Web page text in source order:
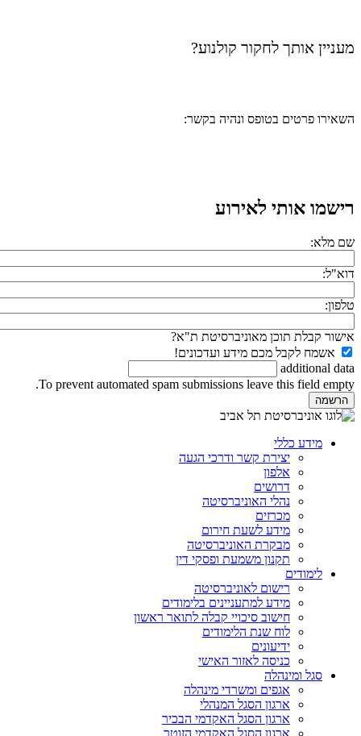
מעניין אותך לחקור קולנוע?
השאירו פרטים בטופס ונהיה בקשר:
רישמו אותי לאירוע
שם מלא:
דוא"ל:
טלפון:
אישור קבלת תוכן מאוניברסיטת ת"א?
אשמח לקבל מכם מידע ועדכונים!
additional data
To prevent automated spam submissions leave this field empty.
מידע כללי
יצירת קשר ודרכי הגעה
אלפון
דרושים
נהלי האוניברסיטה
מכרזים
מידע לשעת חירום
מבקרת האוניברסיטה
תקנון משמעת ופסקי דין
לימודים
רישום לאוניברסיטה
מידע למתעניינים בלימודים
חישוב סיכויי קבלה לתואר ראשון
לוח שנת הלימודים
ידיעונים
כניסה לאזור האישי
סגל ומינהלה
אגפים ומשרדי מינהלה
ארגון הסגל המנהלי
ארגון הסגל האקדמי הבכיר
ארגון הסגל האקדמי הזוטר